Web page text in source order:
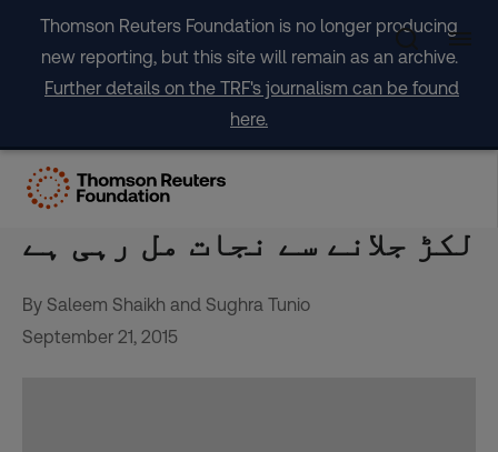
content
Thomson Reuters Foundation is no longer producing
new reporting, but this site will remain as an archive.
Further details on the TRF's journalism can be found
here.
پاکستان میں سولر واٹر
ہیٹر کی بدولت لوگوں کو
لکڑ جلانے سے نجات مل رہی ہے
By Saleem Shaikh and Sughra Tunio
September 21, 2015